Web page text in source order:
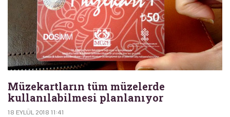
Müzekartların tüm müzelerde
kullanılabilmesi planlanıyor
18 EYLÜL 2018 11:41